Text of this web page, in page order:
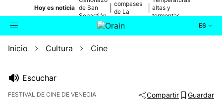
Hoy es noticia de San
Sebastián
compases
de La
altas y
tormentas
ES
Buscador Actualidad
Inicio Cultura Cine
Escuchar
FESTIVAL DE CINE DE VENECIA Compartir Guardar